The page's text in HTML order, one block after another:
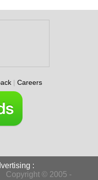
| Careers
:
Copyright © 2005 -